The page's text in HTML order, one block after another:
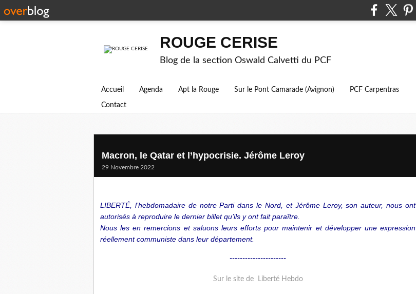
ROUGE CERISE
Blog de la section Oswald Calvetti du PCF
Accueil Agenda Apt la Rouge Sur le Pont Camarade (Avignon) PCF Carpentras
Contact
Macron, le Qatar et l’hypocrisie. Jérôme Leroy
29 Novembre 2022
LIBERTÉ, l’hebdomadaire de notre Parti dans le Nord, et Jérôme Leroy, son auteur, nous ont
autorisés à reproduire le dernier billet qu’ils y ont fait paraître.
Nous les en remercions et saluons leurs efforts pour maintenir et développer une expression
réellement communiste dans leur département.
----------------------
Sur le site de Liberté Hebdo